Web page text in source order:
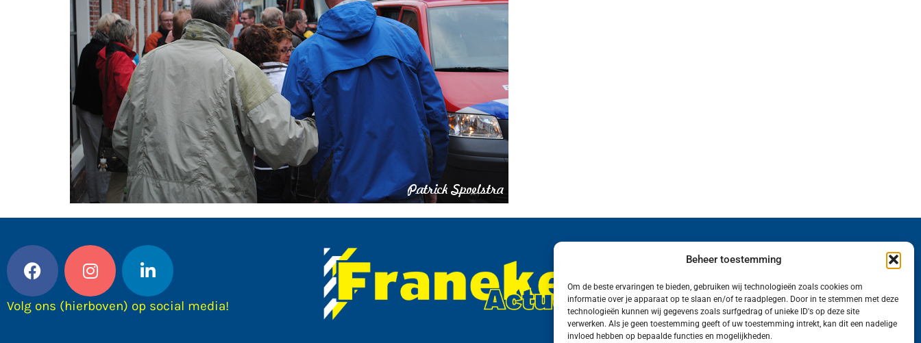
Beheer toestemming
Om de beste ervaringen te bieden, gebruiken wij technologieën zoals cookies om
informatie over je apparaat op te slaan en/of te raadplegen. Door in te stemmen met deze
technologieën kunnen wij gegevens zoals surfgedrag of unieke ID's op deze site
verwerken. Als je geen toestemming geeft of uw toestemming intrekt, kan dit een nadelige
invloed hebben op bepaalde functies en mogelijkheden.
Volg ons (hierboven) op social media!
Wij van FranekerActueel.nl verzorgen het nieuws
in de Gemeente Waadhoeke. Met als hoofdplaats
Franeker.